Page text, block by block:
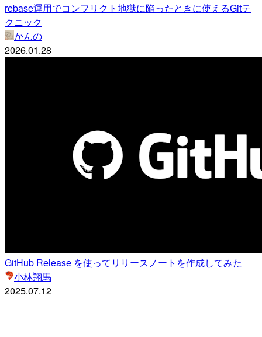
rebase運用でコンフリクト地獄に陥ったときに使えるGitテ
クニック
かんの
2026.01.28
GitHub Release を使ってリリースノートを作成してみた
小林翔馬
2025.07.12